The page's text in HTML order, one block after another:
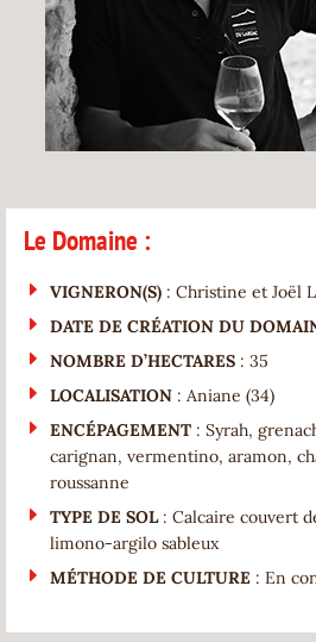
Le Domaine :
VIGNERON(S) : Christine et Joël
DATE DE CRÉATION DU
NOMBRE D’HECTARES : 35
LOCALISATION : Aniane (34)
ENCÉPAGEMENT : Syrah,
carignan, vermentino, aramon,
roussanne
TYPE DE SOL: Calcaire couvert
limono-argilo sableux
MÉTHODE DE CULTURE : En